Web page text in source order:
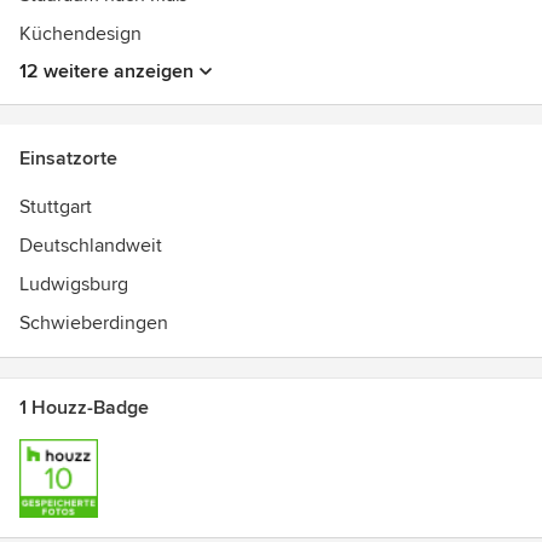
Küchendesign
12 weitere anzeigen
Einsatzorte
Stuttgart
Deutschlandweit
Ludwigsburg
Schwieberdingen
1 Houzz-Badge